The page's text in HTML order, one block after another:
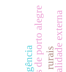
realidade externa